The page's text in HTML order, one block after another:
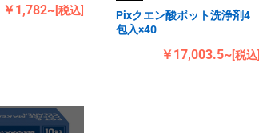
￥1,782~[税込]
Pixクエン酸ポット洗浄剤4
包入×40
￥17,003.5~[税込]